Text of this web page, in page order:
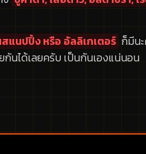
แนปปิ้ง หรือ อัลลิเกเตอร์ ก็มีน
กันได้เลยครับ เป็นกันเองแน่นอน